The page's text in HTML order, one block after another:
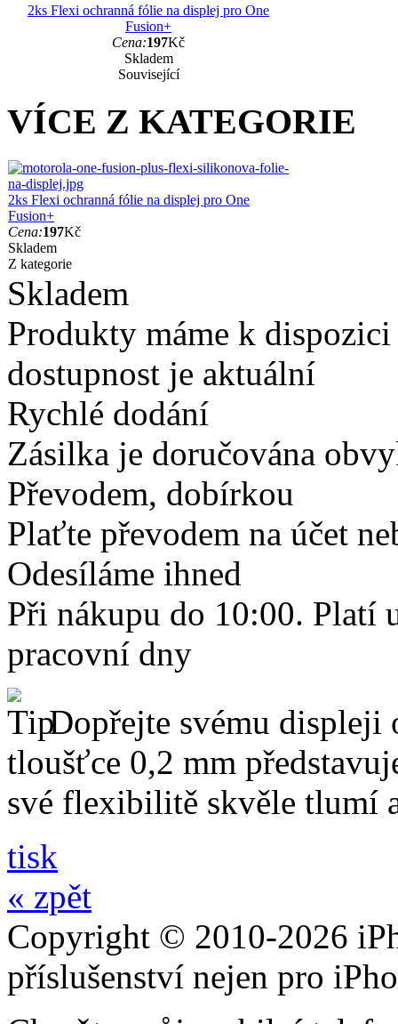
2ks Flexi ochranná fólie na displej pro One
Fusion+
Cena:197Kč
Skladem
Související
VÍCE Z KATEGORIE
2ks Flexi ochranná fólie na displej pro One
Fusion+
Cena:197Kč
Skladem
Z kategorie
Skladem
Produkty máme k
dostupnost je aktuální
Rychlé dodání
Zásilka je doručována
Převodem, dobírkou
Plaťte převodem na účet
Odesíláme ihned
Při nákupu do 10:00. Platí
pracovní dny
Dopřejte svému displeji
tloušťce 0,2 mm
své flexibilitě skvěle tlumí
tisk
« zpět
Copyright © 2010-2026
příslušenství nejen pro